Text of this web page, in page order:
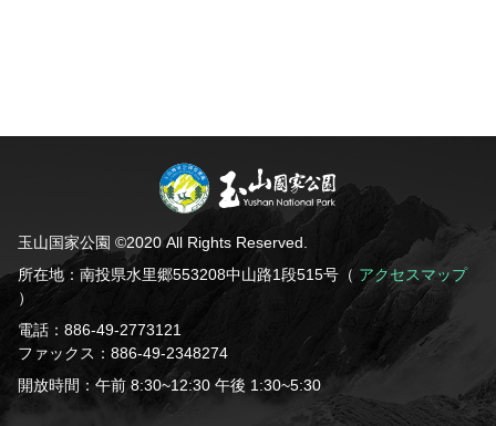
玉山国家公園 ©2020 All Rights Reserved.
所在地：南投県水里郷553208中山路1段515号（ アクセスマップ
）
電話：886-49-2773121
ファックス：886-49-2348274
開放時間：午前 8:30~12:30 午後 1:30~5:30